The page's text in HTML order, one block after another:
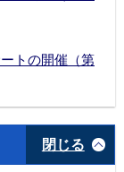
トの開催（第
閉じる